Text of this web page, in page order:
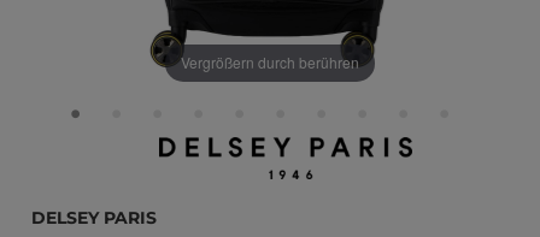
Vergrößern durch berühren
DELSEY PARIS